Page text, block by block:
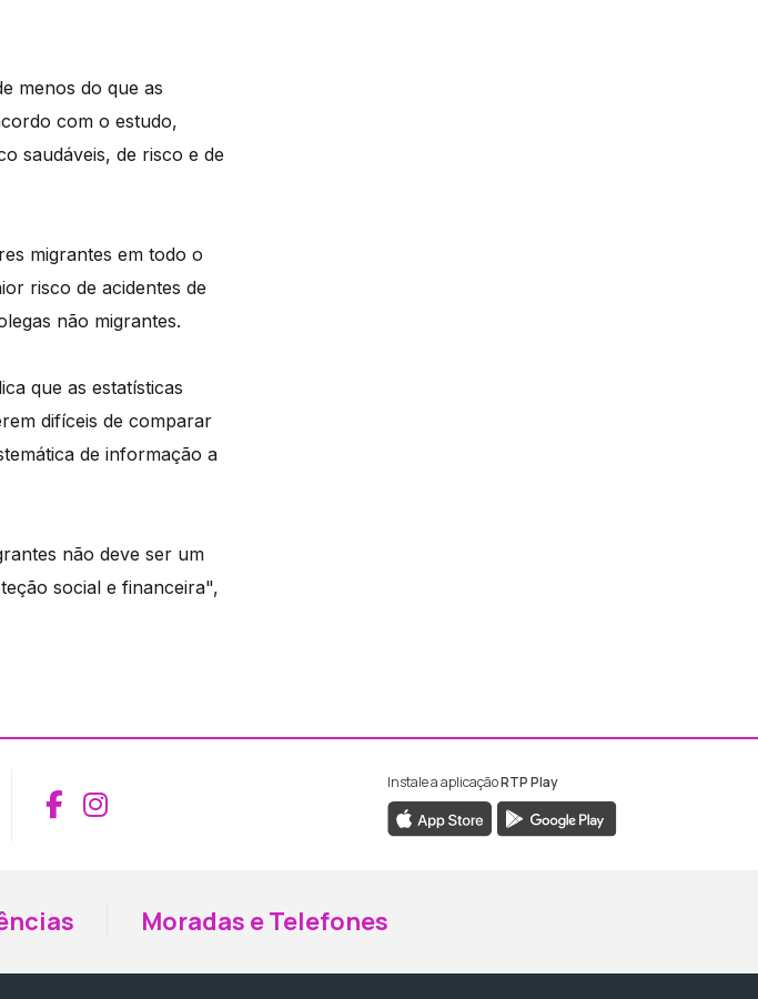
menos do que as
com o estudo,
saudáveis, de risco e de
migrantes em todo o
risco de acidentes de
não migrantes.
que as estatísticas
difíceis de comparar
de informação a
não deve ser um
social e financeira",
Aceder ao Facebook da RTP Madeira
Aceder ao Instagram da RTP Madeira
Instale a aplicaçãoRTP Play
Moradas e Telefones